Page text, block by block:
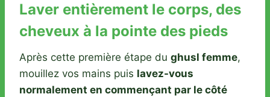
Laver entièrement le corps, des
cheveux à la pointe des pieds
Après cette première étape du ghusl femme,
mouillez vos mains puis lavez-vous
normalement en commençant par le côté